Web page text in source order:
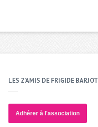
LES Z’AMIS DE FRIGIDE BARJOT
Adhérer à l'association